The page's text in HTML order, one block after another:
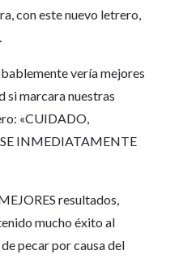
con este nuevo letrero,
vería mejores
si marcara nuestras
«CUIDADO,
INMEDIATAMENTE
resultados,
mucho éxito al
pecar por causa del